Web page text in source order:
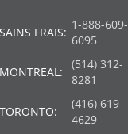
SAINS FRAIS:
1-888-609-
6095
MONTREAL:
(514) 312-
8281
TORONTO:
(416) 619-
4629